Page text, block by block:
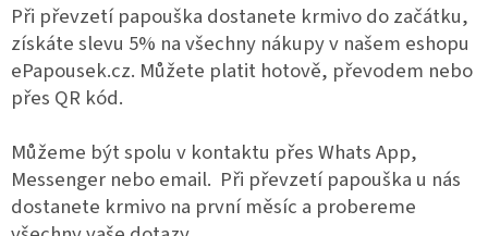
Při převzetí papouška dostanete krmivo do začátku,
získáte slevu 5% na všechny nákupy v našem eshopu
ePapousek.cz. Můžete platit hotově, převodem nebo
přes QR kód.
Můžeme být spolu v kontaktu přes Whats App,
Messenger nebo email. Při převzetí papouška u nás
dostanete krmivo na první měsíc a probereme